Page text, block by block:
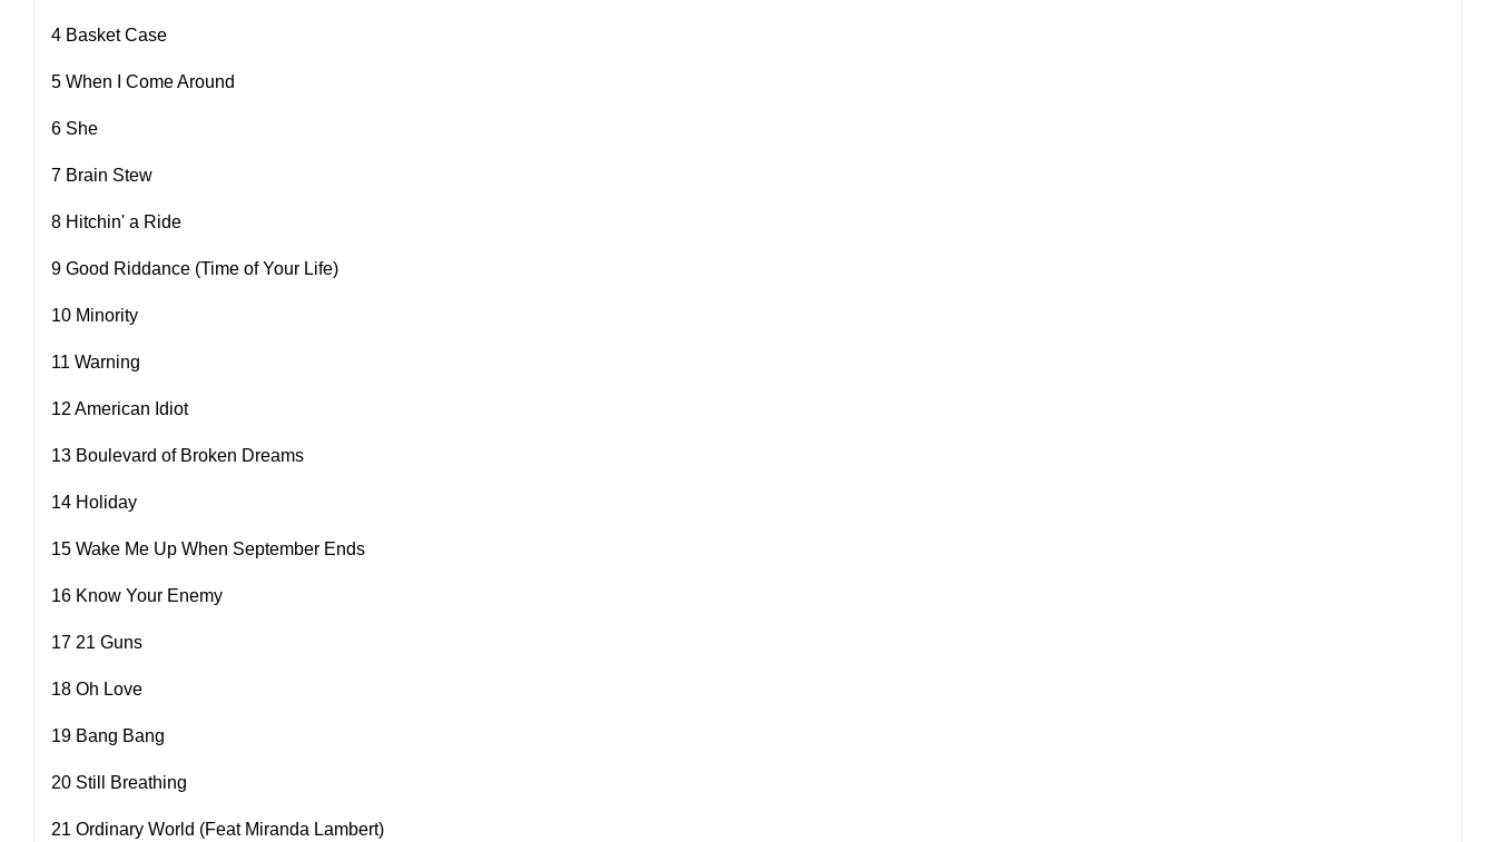
4 Basket Case
5 When I Come Around
6 She
7 Brain Stew
8 Hitchin' a Ride
9 Good Riddance (Time of Your Life)
10 Minority
11 Warning
12 American Idiot
13 Boulevard of Broken Dreams
14 Holiday
15 Wake Me Up When September Ends
16 Know Your Enemy
17 21 Guns
18 Oh Love
19 Bang Bang
20 Still Breathing
21 Ordinary World (Feat Miranda Lambert)